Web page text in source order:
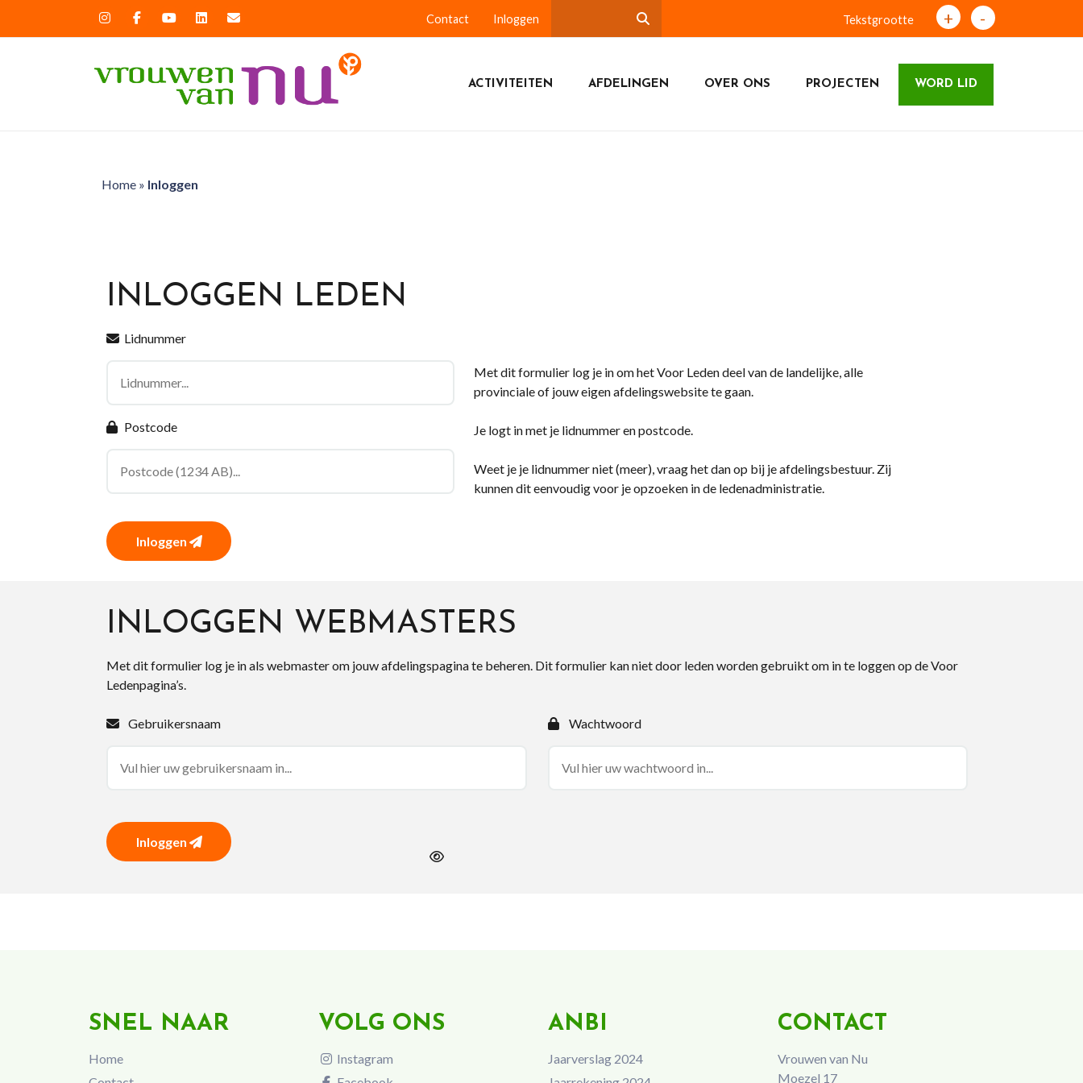
Contact Inloggen Tekstgrootte + -
ACTIVITEITEN AFDELINGEN OVER ONS PROJECTEN WORD LID
Home» Inloggen
INLOGGEN LEDEN
Lidnummer
Postcode
Inloggen
Met dit formulier log je in om het Voor Leden deel van de landelijke, alle
provinciale of jouw eigen afdelingswebsite te gaan.
Je logt in met je lidnummer en postcode.
Weet je je lidnummer niet (meer), vraag het dan op bij je afdelingsbestuur. Zij
kunnen dit eenvoudig voor je opzoeken in de ledenadministratie.
INLOGGEN WEBMASTERS
Met dit formulier log je in als webmaster om jouw afdelingspagina te beheren. Dit formulier kan niet door leden worden gebruikt om in te loggen op de Voor
Ledenpagina’s.
Gebruikersnaam Wachtwoord
Inloggen
SNEL NAAR
Home
VOLG ONS
Instagram
ANBI
Jaarverslag 2024
CONTACT
Vrouwen van Nu
Moezel 17